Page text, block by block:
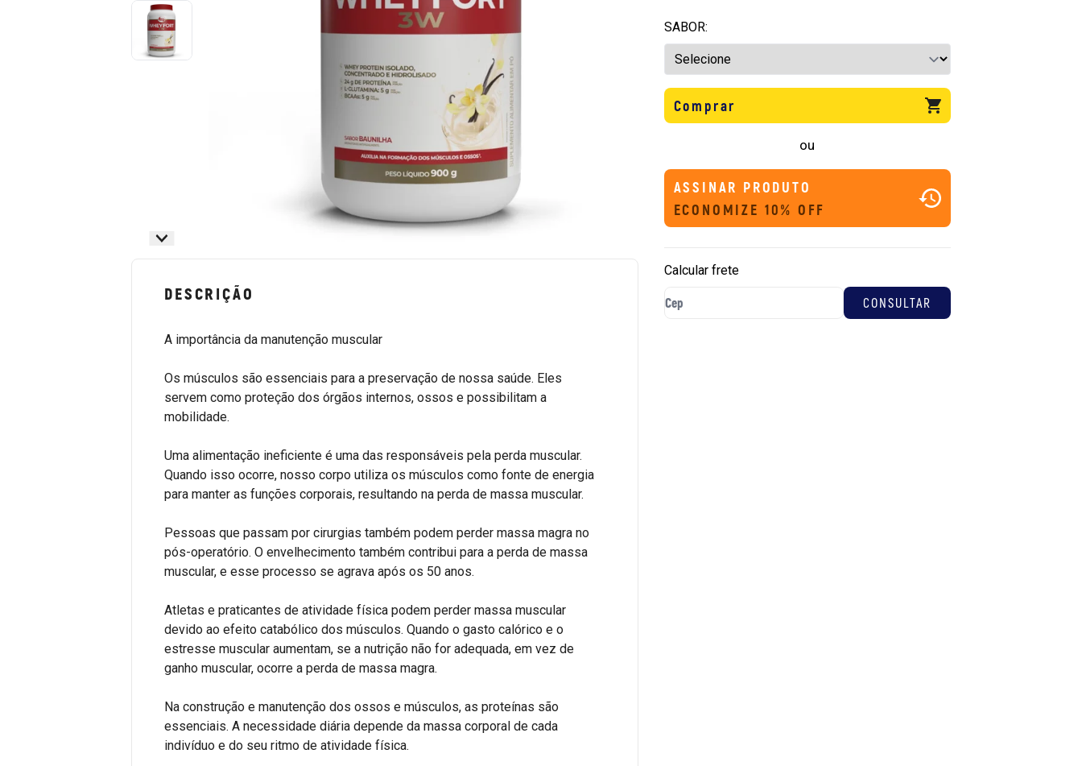
DESCRIÇÃO
A importância da manutenção muscular
Os músculos são essenciais para a preservação de nossa saúde. Eles
servem como proteção dos órgãos internos, ossos e possibilitam a
mobilidade.
Uma alimentação ineficiente é uma das responsáveis pela perda muscular.
Quando isso ocorre, nosso corpo utiliza os músculos como fonte de energia
para manter as funções corporais, resultando na perda de massa muscular.
Pessoas que passam por cirurgias também podem perder massa magra no
pós-operatório. O envelhecimento também contribui para a perda de massa
muscular, e esse processo se agrava após os 50 anos.
Atletas e praticantes de atividade física podem perder massa muscular
devido ao efeito catabólico dos músculos. Quando o gasto calórico e o
estresse muscular aumentam, se a nutrição não for adequada, em vez de
ganho muscular, ocorre a perda de massa magra.
Na construção e manutenção dos ossos e músculos, as proteínas são
essenciais. A necessidade diária depende da massa corporal de cada
indivíduo e do seu ritmo de atividade física.
SABOR:
Comprar
ou
ASSINAR PRODUTO
ECONOMIZE 10% OFF
Calcular frete